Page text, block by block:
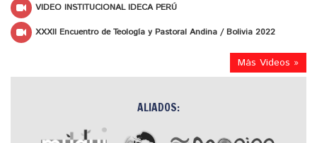
VIDEO INSTITUCIONAL IDECA PERÚ
XXXII Encuentro de Teología y Pastoral Andina / Bolivia 2022
Más Videos »
ALIADOS: